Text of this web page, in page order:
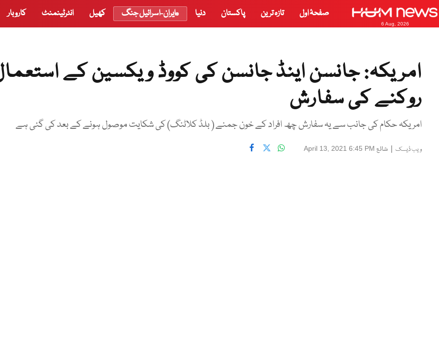
6 Aug, 2026
صفحۂ اول تازہ ترین پاکستان دنیا ایران-اسرائیل جنگ کھیل انٹرٹینمنٹ کاروبار
امریکہ: جانسن اینڈ جانسن کی کووڈ ویکسین کے
روکنے کی سفارش
امریکہ حکام کی جانب سے یہ سفارش چھ افراد کے خون جمنے ( بلڈ کلاٹنگ) کی شکایت موصول ہونے کے بعد کی گئی ہے
ویب ڈیسک | شائع April 13, 2021 6:45 PM